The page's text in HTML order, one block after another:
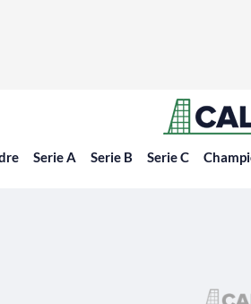
Serie A Serie B Serie C